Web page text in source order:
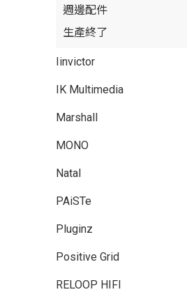
週邊配件
生產終了
Iinvictor
IK Multimedia
Marshall
MONO
Natal
PAiSTe
Pluginz
Positive Grid
RELOOP HIFI